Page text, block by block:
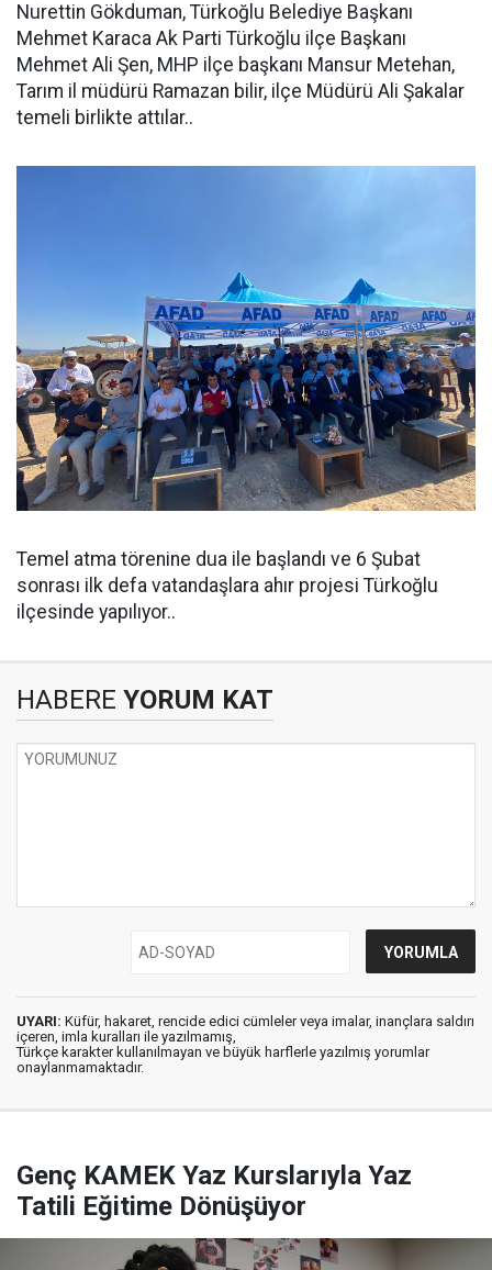
Nurettin Gökduman, Türkoğlu Belediye Başkanı
Mehmet Karaca Ak Parti Türkoğlu ilçe Başkanı
Mehmet Ali Şen, MHP ilçe başkanı Mansur Metehan,
Tarım il müdürü Ramazan bilir, ilçe Müdürü Ali Şakalar
temeli birlikte attılar..
Temel atma törenine dua ile başlandı ve 6 Şubat
sonrası ilk defa vatandaşlara ahır projesi Türkoğlu
ilçesinde yapılıyor..
HABERE YORUM KAT
UYARI: Küfür, hakaret, rencide edici cümleler veya imalar, inançlara saldırı
içeren, imla kuralları ile yazılmamış,
Türkçe karakter kullanılmayan ve büyük harflerle yazılmış yorumlar
onaylanmamaktadır.
Genç KAMEK Yaz Kurslarıyla Yaz
Tatili Eğitime Dönüşüyor